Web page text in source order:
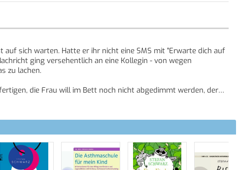
sich warten. Hatte er ihr nicht eine SMS mit "Erwarte dich auf
ging versehentlich an eine Kollegin - von wegen
zu lachen.
die Frau will im Bett noch nicht abgedimmt werden, der
Klettertouren Beulen und Schrunden davonträgt, bekommt